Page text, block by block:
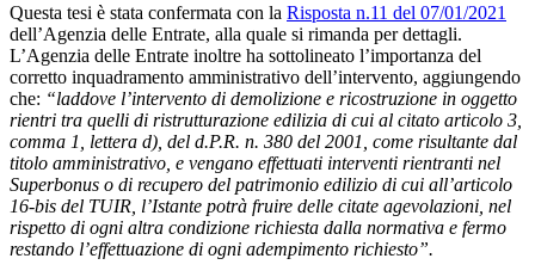
Questa tesi è stata confermata con la Risposta n.11 del 07/01/2021
dell’Agenzia delle Entrate, alla quale si rimanda per dettagli.
L’Agenzia delle Entrate inoltre ha sottolineato l’importanza del
corretto inquadramento amministrativo dell’intervento, aggiungendo
che: “laddove l’intervento di demolizione e ricostruzione in oggetto
rientri tra quelli di ristrutturazione edilizia di cui al citato articolo 3,
comma 1, lettera d), del d.P.R. n. 380 del 2001, come risultante dal
titolo amministrativo, e vengano effettuati interventi rientranti nel
Superbonus o di recupero del patrimonio edilizio di cui all’articolo
16-bis del TUIR, l’Istante potrà fruire delle citate agevolazioni, nel
rispetto di ogni altra condizione richiesta dalla normativa e fermo
restando l’effettuazione di ogni adempimento richiesto”.